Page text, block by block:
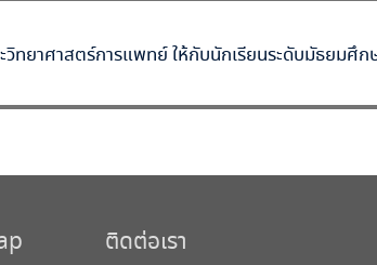
วิทยาศาสตร์การแพทย์ ให้กับนักเรียนระดับมัธยมศึ
ติดต่อเรา